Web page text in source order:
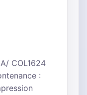
COL1624
: